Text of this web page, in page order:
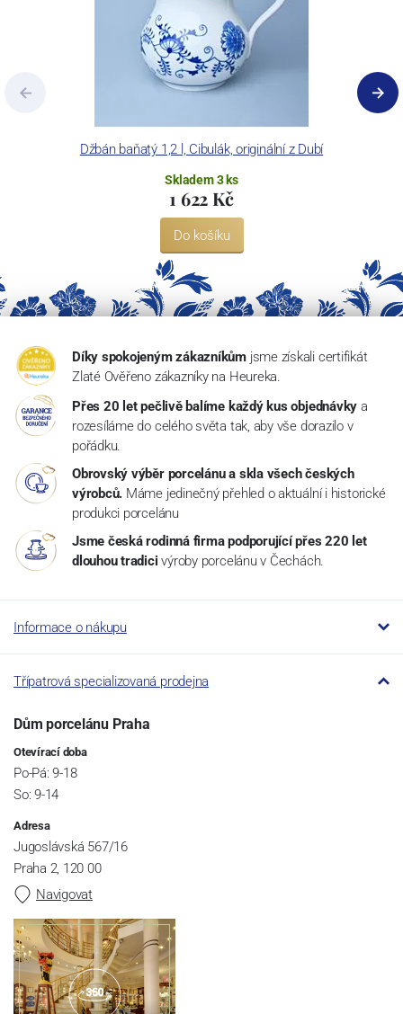
Džbán baňatý 1,2 l, Cibulák, originální z Dubí
Skladem 3 ks
1 622 Kč
Do košíku
Díky spokojeným zákazníkům jsme získali certifikát
Zlaté Ověřeno zákazníky na Heureka.
Přes 20 let pečlivě balíme každý kus objednávky a
rozesíláme do celého světa tak, aby vše dorazilo v
pořádku.
Obrovský výběr porcelánu a skla všech českých
výrobců. Máme jedinečný přehled o aktuální i historické
produkci porcelánu
Jsme česká rodinná firma podporující přes 220 let
dlouhou tradici výroby porcelánu v Čechách.
Informace o nákupu
Třípatrová specializovaná prodejna
Dům porcelánu Praha
Otevírací doba
Po-Pá: 9-18
So: 9-14
Adresa
Jugoslávská 567/16
Praha 2, 120 00
Navigovat